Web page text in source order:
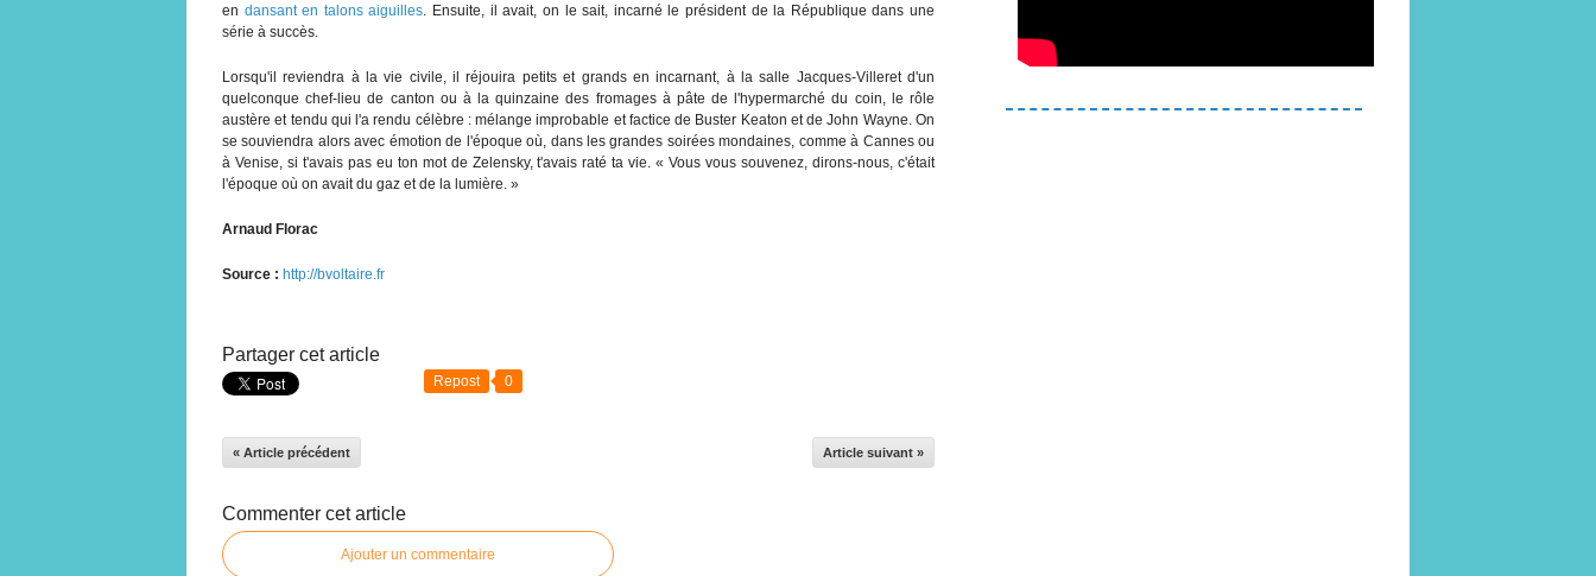
en dansant en talons aiguilles. Ensuite, il avait, on le sait, incarné le président de la République dans une
série à succès.
Lorsqu'il reviendra à la vie civile, il réjouira petits et grands en incarnant, à la salle Jacques-Villeret d'un
quelconque chef-lieu de canton ou à la quinzaine des fromages à pâte de l'hypermarché du coin, le rôle
austère et tendu qui l'a rendu célèbre : mélange improbable et factice de Buster Keaton et de John Wayne. On
se souviendra alors avec émotion de l'époque où, dans les grandes soirées mondaines, comme à Cannes ou
à Venise, si t'avais pas eu ton mot de Zelensky, t'avais raté ta vie. « Vous vous souvenez, dirons-nous, c'était
l'époque où on avait du gaz et de la lumière. »
Arnaud Florac
Source : http://bvoltaire.fr
Partager cet article
Repost 0
« Article précédent Article suivant »
Commenter cet article
Ajouter un commentaire